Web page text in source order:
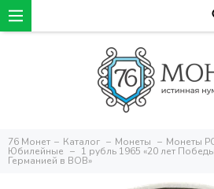
76 Монет Каталог Монеты Монеты
Юбилейные 1 рубль 1965 «20 лет
Германией в ВОВ»